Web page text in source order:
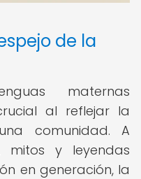
de la
maternas
al reflejar la
comunidad. A
mitos y leyendas
en generación, la